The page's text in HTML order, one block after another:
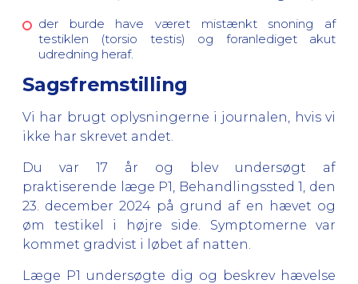
der burde have været mistænkt snoning af
testiklen (torsio testis) og foranlediget akut
udredning heraf.
Sagsfremstilling
Vi har brugt oplysningerne i journalen, hvis vi
ikke har skrevet andet.
Du var 17 år og blev undersøgt af
praktiserende læge P1, Behandlingssted 1, den
23. december 2024 på grund af en hævet og
øm testikel i højre side. Symptomerne var
kommet gradvist i løbet af natten.
Læge P1 undersøgte dig og beskrev hævelse